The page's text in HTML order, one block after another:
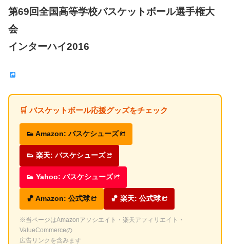
第69回全国高等学校バスケットボール選手権大
会
インターハイ2016
🛒 バスケットボール応援グッズをチェック
👟 Amazon: バスケシューズ
👟 楽天: バスケシューズ
👟 Yahoo: バスケシューズ
🏀 Amazon: 公式球 🏀 楽天: 公式球
※当ページはAmazonアソシエイト・楽天アフィリエイト・
ValueCommerceの
広告リンクを含みます